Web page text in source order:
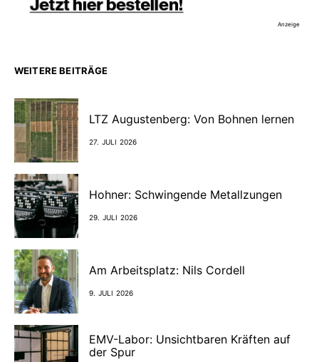
Anzeige
WEITERE BEITRÄGE
LTZ Augustenberg: Von Bohnen lernen
27. JULI 2026
Hohner: Schwingende Metallzungen
29. JULI 2026
Am Arbeitsplatz: Nils Cordell
9. JULI 2026
EMV-Labor: Unsichtbaren Kräften auf
der Spur